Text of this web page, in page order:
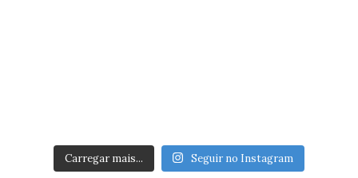
Carregar mais... Seguir no Instagram